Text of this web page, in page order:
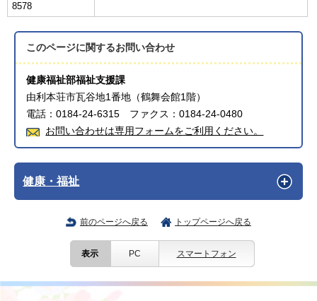
8578
このページに関するお問い合わせ
健康福祉部福祉支援課
由利本荘市瓦谷地1番地（鶴舞会館1階）
電話：0184-24-6315 ファクス：0184-24-0480
お問い合わせは専用フォームをご利用ください。
健康・福祉
前のページへ戻る トップページへ戻る
表示 PC スマートフォン